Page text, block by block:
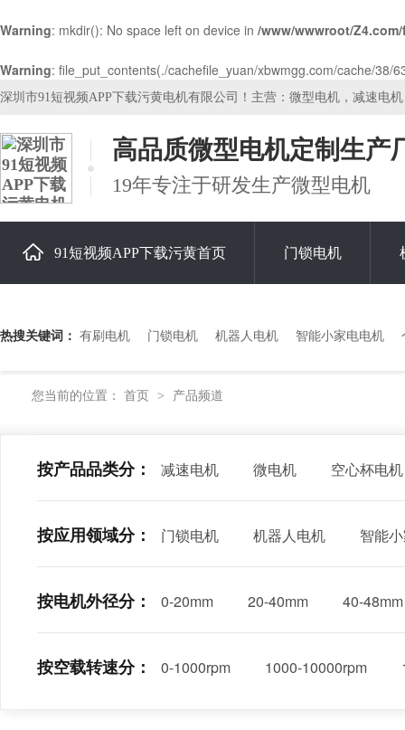
Warning: mkdir(): No space left on device in /www/wwwroot/
Warning: file_put_contents(./cachefile_yuan/xbwmgg.com/cache/
深圳市91短视频APP下载污黄电机有限公司！主营：微型电机，减速电
高品质微型电机定制生产
19年专注于研发生产微型电机
91短视频APP下载污黄首页 门锁电机
热搜关键词： 有刷电机 门锁电机 机器人电机 智能小家电电机
您当前的位置： 首页 > 产品频道
按产品品类分： 减速电机 微电机 空心杯电机
按应用领域分： 门锁电机 机器人电机 智能
按电机外径分： 0-20mm 20-40mm 40-48mm
按空载转速分： 0-1000rpm 1000-10000rpm